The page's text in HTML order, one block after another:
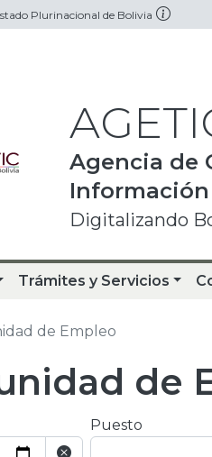
Plurinacional de Bolivia
Agencia de
Digitalizando
Trámites y Servicios
de Empleo
de
Puesto